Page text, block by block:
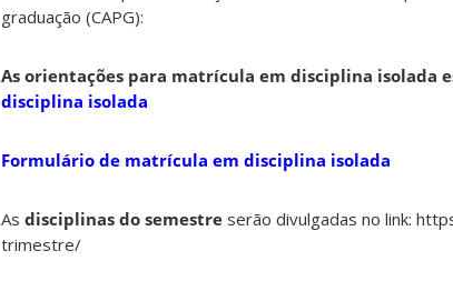
graduação (CAPG):
As orientações para matrícula em disciplina isolada
disciplina isolada
Formulário de matrícula em disciplina isolada
As disciplinas do semestre serão divulgadas no link:
trimestre/